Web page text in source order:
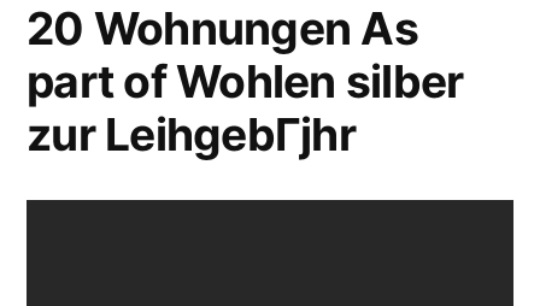
20 Wohnungen As
part of Wohlen silber
zur LeihgebГјhr